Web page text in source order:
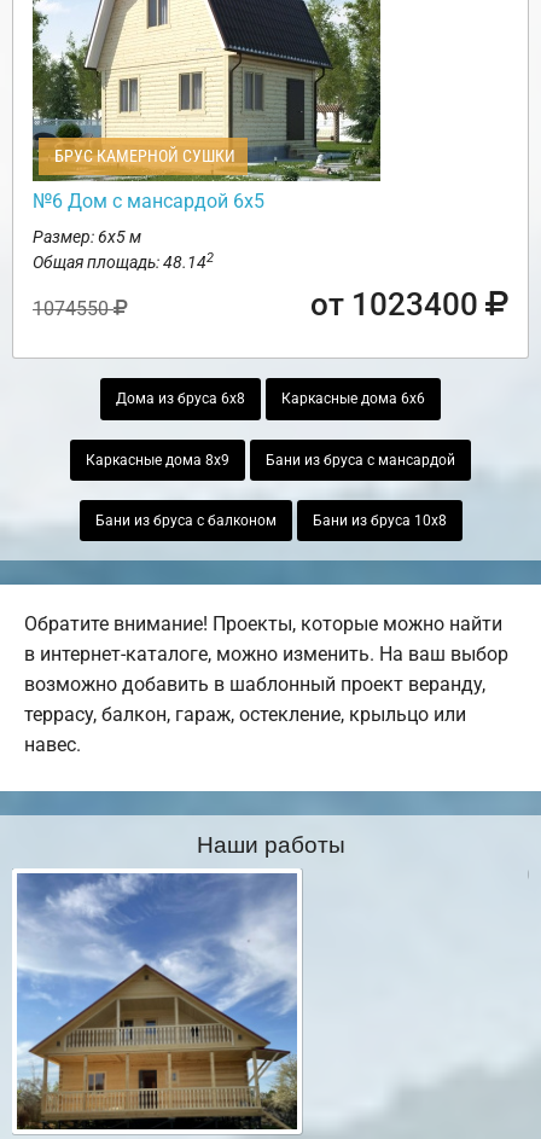
БРУС КАМЕРНОЙ СУШКИ
№6 Дом с мансардой 6х5
Размер: 6х5 м
Общая площадь: 48.142
1074550 от 1023400
Дома из бруса 6х8 Каркасные дома 6х6
Каркасные дома 8х9 Бани из бруса с мансардой
Бани из бруса с балконом Бани из бруса 10х8
Обратите внимание! Проекты, которые можно найти
в интернет-каталоге, можно изменить. На ваш выбор
возможно добавить в шаблонный проект веранду,
террасу, балкон, гараж, остекление, крыльцо или
навес.
Наши работы